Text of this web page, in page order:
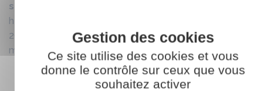
sous-marins à bord du « Téméraire »
https://www.ouest-france.fr/bretagne/brest-
29200/brest-gaetan-31-ans-est-detecteur-anti-sous-
marins-bord-du-temeraire-6339396
Ce site utilise des cookies et vous
donne le contrôle sur ceux que vous
souhaitez activer